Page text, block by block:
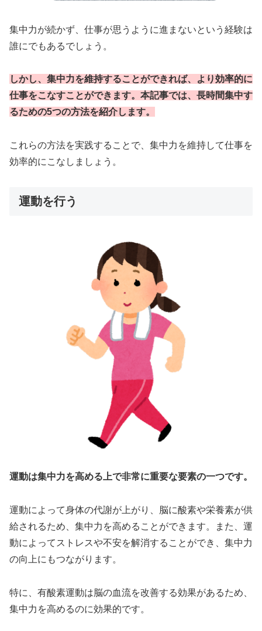
集中力が続かず、仕事が思うように進まないという経験は
誰にでもあるでしょう。
しかし、集中力を維持することができれば、より効率的に
仕事をこなすことができます。本記事では、長時間集中す
るための5つの方法を紹介します。
これらの方法を実践することで、集中力を維持して仕事を
効率的にこなしましょう。
運動を行う
運動は集中力を高める上で非常に重要な要素の一つです。
運動によって身体の代謝が上がり、脳に酸素や栄養素が供
給されるため、集中力を高めることができます。また、運
動によってストレスや不安を解消することができ、集中力
の向上にもつながります。
特に、有酸素運動は脳の血流を改善する効果があるため、
集中力を高めるのに効果的です。